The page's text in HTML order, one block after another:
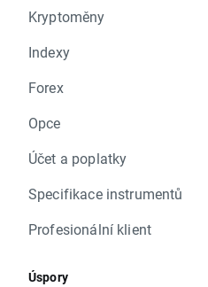
Kryptoměny
Indexy
Forex
Opce
Účet a poplatky
Specifikace instrumentů
Profesionální klient
Úspory